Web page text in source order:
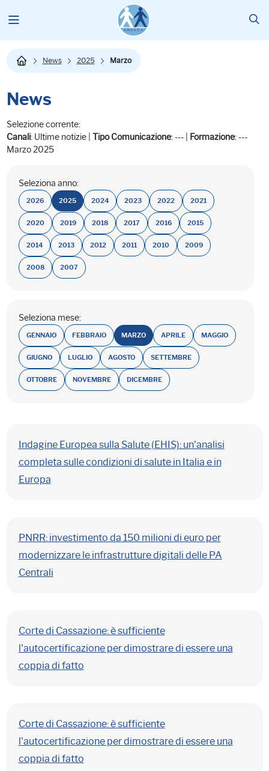
News 2025 Marzo
News
Selezione corrente:
Canali: Ultime notizie | Tipo Comunicazione: --- | Formazione: ---
Marzo 2025
Seleziona anno:
2026 2025 2024 2023 2022 2021
2020 2019 2018 2017 2016 2015
2014 2013 2012 2011 2010 2009
2008 2007
Seleziona mese:
GENNAIO FEBBRAIO MARZO APRILE MAGGIO
GIUGNO LUGLIO AGOSTO SETTEMBRE
OTTOBRE NOVEMBRE DICEMBRE
Indagine Europea sulla Salute (EHIS): un'analisi
completa sulle condizioni di salute in Italia e in
Europa
PNRR: investimento da 150 milioni di euro per
modernizzare le infrastrutture digitali delle PA
Centrali
Corte di Cassazione: è sufficiente
l'autocertificazione per dimostrare di essere una
coppia di fatto
Corte di Cassazione: è sufficiente
l'autocertificazione per dimostrare di essere una
coppia di fatto